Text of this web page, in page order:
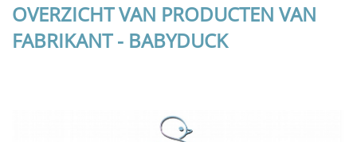
OVERZICHT VAN PRODUCTEN VAN
FABRIKANT - BABYDUCK